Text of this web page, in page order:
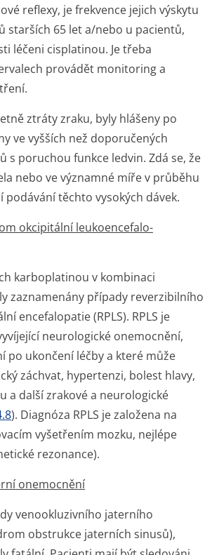
reflexy, je frekvence jejich výskytu
starších 65 let a/nebo u pacientů,
léčeni cisplatinou. Je třeba
provádět monitoring a
ztráty zraku, byly hlášeny po
ve vyšších než doporučených
s poruchou funkce ledvin. Zdá se, že
nebo ve významné míře v průběhu
těchto vysokých dávek.
okcipitální leukoencefalo­
karboplatinou v kombinaci
zaznamenány případy reverzibilního
encefalopatie (RPLS). RPLS je
neurologické onemocnění,
po ukončení léčby a které může
záchvat, hypertenzi, bolest hlavy,
a další zrakové a neurologické
). Diagnóza RPLS je založena na
vyšetřením mozku, nejlépe
rezonance).
onemocnění
venookluzivního jaterního
obstrukce jaterních sinusů),